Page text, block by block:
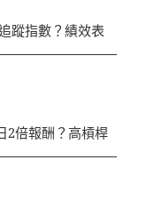
蹤指數？績效表
2倍報酬？高槓桿